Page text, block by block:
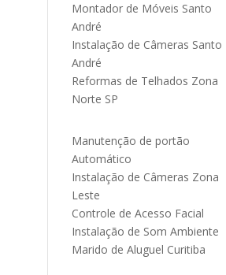
Montador de Móveis Santo
André
Instalação de Câmeras Santo
André
Reformas de Telhados Zona
Norte SP
Manutenção de portão
Automático
Instalação de Câmeras Zona
Leste
Controle de Acesso Facial
Instalação de Som Ambiente
Marido de Aluguel Curitiba